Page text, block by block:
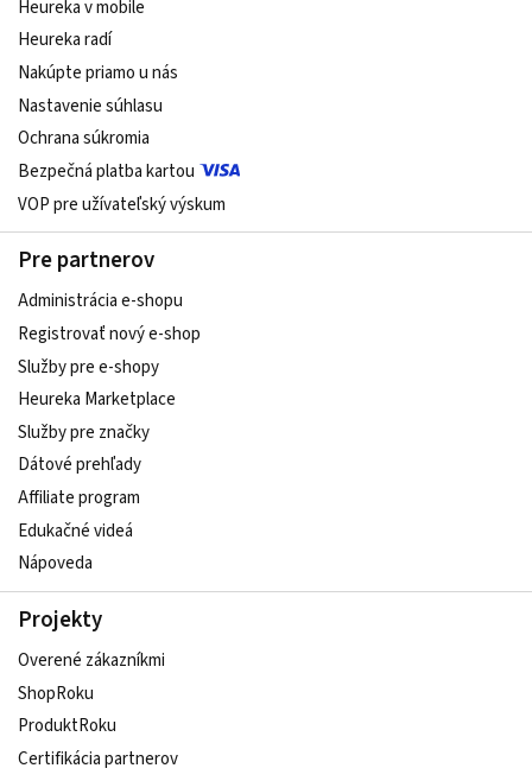
Heureka v mobile
Heureka radí
Nakúpte priamo u nás
Nastavenie súhlasu
Ochrana súkromia
Bezpečná platba kartou
VOP pre užívateľský výskum
Pre partnerov
Administrácia e-shopu
Registrovať nový e-shop
Služby pre e‑shopy
Heureka Marketplace
Služby pre značky
Dátové prehľady
Affiliate program
Edukačné videá
Nápoveda
Projekty
Overené zákazníkmi
ShopRoku
ProduktRoku
Certifikácia partnerov